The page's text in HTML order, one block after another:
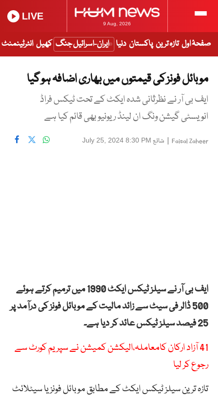
9 Aug, 2026
LIVE
صفحۂ اول تازہ ترین پاکستان دنیا ایران-اسرائیل جنگ کھیل انٹرٹینمنٹ
موبائل فونز کی قیمتوں میں بھاری اضافہ ہو گیا
ایف بی آر نے نظرثانی شدہ ایکٹ کے تحت ٹیکس فراڈ
انویسٹی گیشن ونگ ان لینڈ ریونیو بھی قائم کیا ہے
Faisal Zaheer
| شائع July 25, 2024 8:30 PM
ایف بی آر نے سیلز ٹیکس ایکٹ 1990 میں ترمیم کرتے ہوئے
500 ڈالر فی سیٹ سے زائد مالیت کے موبائل فونز کی درآمد پر
25 فیصد سیلز ٹیکس عائد کر دیا ہے۔
41 آزاد ارکان کامعاملہ،الیکشن کمیشن نے سپریم کورٹ سے
رجوع کر لیا
تازہ ترین سیلز ٹیکس ایکٹ کے مطابق موبائل فونز یا سیٹلائٹ